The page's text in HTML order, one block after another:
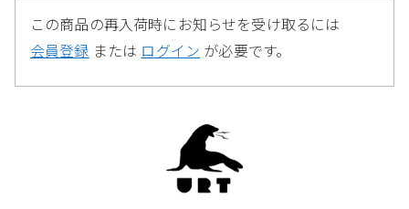
この商品の再入荷時にお知らせを受け取るには
会員登録 または ログイン が必要です。